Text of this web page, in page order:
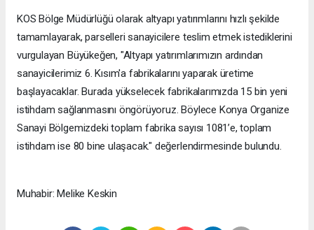
KOS Bölge Müdürlüğü olarak altyapı yatırımlarını hızlı şekilde
tamamlayarak, parselleri sanayicilere teslim etmek istediklerini
vurgulayan Büyükeğen, "Altyapı yatırımlarımızın ardından
sanayicilerimiz 6. Kısım'a fabrikalarını yaparak üretime
başlayacaklar. Burada yükselecek fabrikalarımızda 15 bin yeni
istihdam sağlanmasını öngörüyoruz. Böylece Konya Organize
Sanayi Bölgemizdeki toplam fabrika sayısı 1081’e, toplam
istihdam ise 80 bine ulaşacak." değerlendirmesinde bulundu.
Muhabir: Melike Keskin